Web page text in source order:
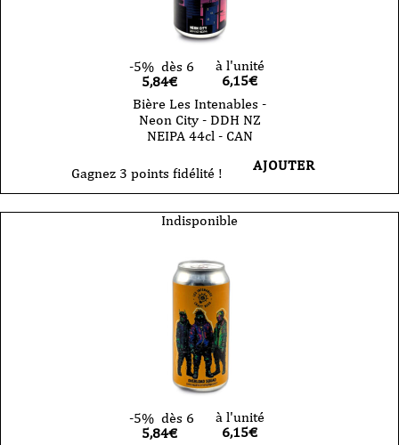
-5% dès 6
5,84€
à l'unité
6,15€
Bière Les Intenables -
Neon City - DDH NZ
NEIPA 44cl - CAN
Gagnez 3 points fidélité ! AJOUTER
Indisponible
-5% dès 6
5,84€
à l'unité
6,15€